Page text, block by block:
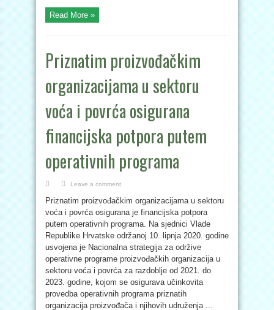
Read More »
Priznatim proizvođačkim
organizacijama u sektoru
voća i povrća osigurana
financijska potpora putem
operativnih programa
Leave a comment
Priznatim proizvođačkim organizacijama u sektoru
voća i povrća osigurana je financijska potpora
putem operativnih programa. Na sjednici Vlade
Republike Hrvatske održanoj 10. lipnja 2020. godine
usvojena je Nacionalna strategija za održive
operativne programe proizvođačkih organizacija u
sektoru voća i povrća za razdoblje od 2021. do
2023. godine, kojom se osigurava učinkovita
provedba operativnih programa priznatih
organizacija proizvođača i njihovih udruženja ...